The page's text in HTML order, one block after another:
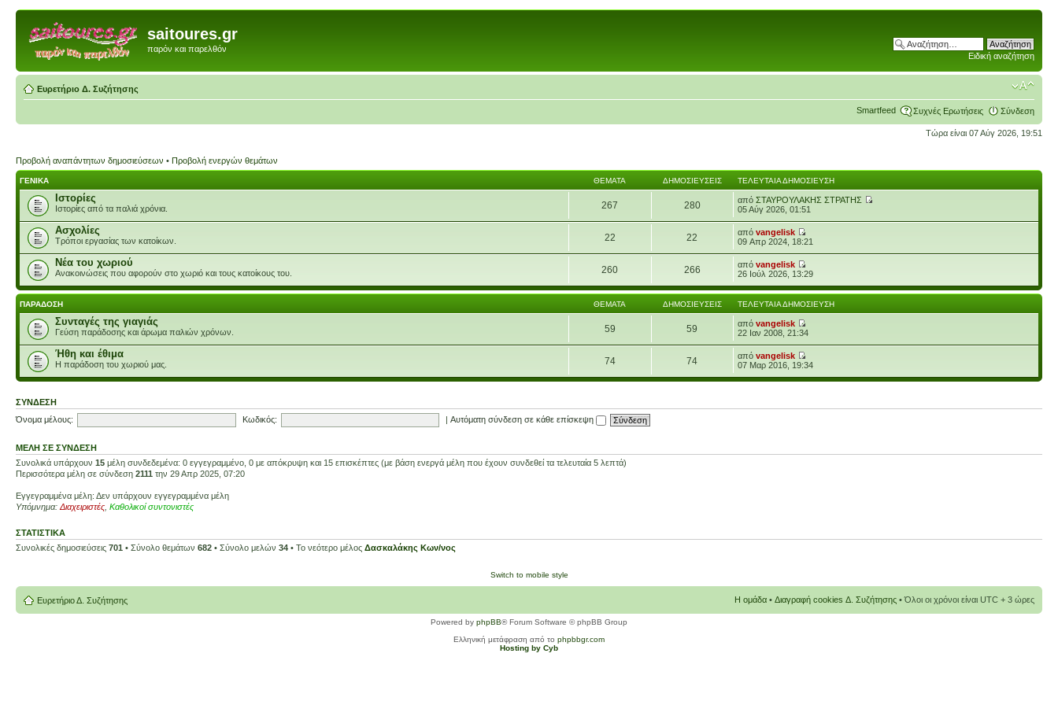
saitoures.gr
παρόν και παρελθόν
Ειδική αναζήτηση
Ευρετήριο Δ. Συζήτησης
Smartfeed Συχνές Ερωτήσεις Σύνδεση
Τώρα είναι 07 Αύγ 2026, 19:51
Προβολή αναπάντητων δημοσιεύσεων • Προβολή ενεργών θεμάτων
ΓΕΝΙΚΑ ΘΈΜΑΤΑ ΔΗΜΟΣΙΕΎΣΕΙΣ ΤΕΛΕΥΤΑΊΑ ΔΗΜΟΣΊΕΥΣΗ
Ιστορίες
Ιστορίες από τα παλιά χρόνια. 267 280 απόΣΤΑΥΡΟΥΛΑΚΗΣ ΣΤΡΑΤΗΣ
05 Αύγ 2026, 01:51
Ασχολίες
Τρόποι εργασίας των κατοίκων. 22 22 απόvangelisk
09 Απρ 2024, 18:21
Νέα του χωριού
Ανακοινώσεις που αφορούν στο χωριό και τους κατοίκους του. 260 266 απόvangelisk
26 Ιούλ 2026, 13:29
ΠΑΡΑΔΟΣΗ ΘΈΜΑΤΑ ΔΗΜΟΣΙΕΎΣΕΙΣ ΤΕΛΕΥΤΑΊΑ ΔΗΜΟΣΊΕΥΣΗ
Συνταγές της γιαγιάς
Γεύση παράδοσης και άρωμα παλιών χρόνων. 59 59 απόvangelisk
22 Ιαν 2008, 21:34
Ήθη και έθιμα
Η παράδοση του χωριού μας. 74 74 απόvangelisk
07 Μαρ 2016, 19:34
ΣΎΝΔΕΣΗ
Όνομα μέλους:
Κωδικός: |Αυτόματη σύνδεση σε κάθε επίσκεψη
ΜΈΛΗ ΣΕ ΣΎΝΔΕΣΗ
Συνολικά υπάρχουν 15 μέλη συνδεδεμένα: 0 εγγεγραμμένο, 0 με απόκρυψη και 15 επισκέπτες (με βάση ενεργά μέλη που έχουν συνδεθεί τα τελευταία 5 λεπτά)
Περισσότερα μέλη σε σύνδεση 2111 την 29 Απρ 2025, 07:20
Εγγεγραμμένα μέλη: Δεν υπάρχουν εγγεγραμμένα μέλη
Υπόμνημα: Διαχειριστές Καθολικοί συντονιστές
ΣΤΑΤΙΣΤΙΚΆ
Συνολικές δημοσιεύσεις 701 • Σύνολο θεμάτων 682 • Σύνολο μελών 34 • Το νεότερο μέλος Δασκαλάκης Κων/νος
Switch to mobile style
Ευρετήριο Δ. Συζήτησης Η ομάδα • Διαγραφή cookies Δ. Συζήτησης • Όλοι οι χρόνοι είναι UTC + 3 ώρες
Powered by phpBB® Forum Software © phpBB Group
Ελληνική μετάφραση από το phpbbgr.com
Hosting by Cyb